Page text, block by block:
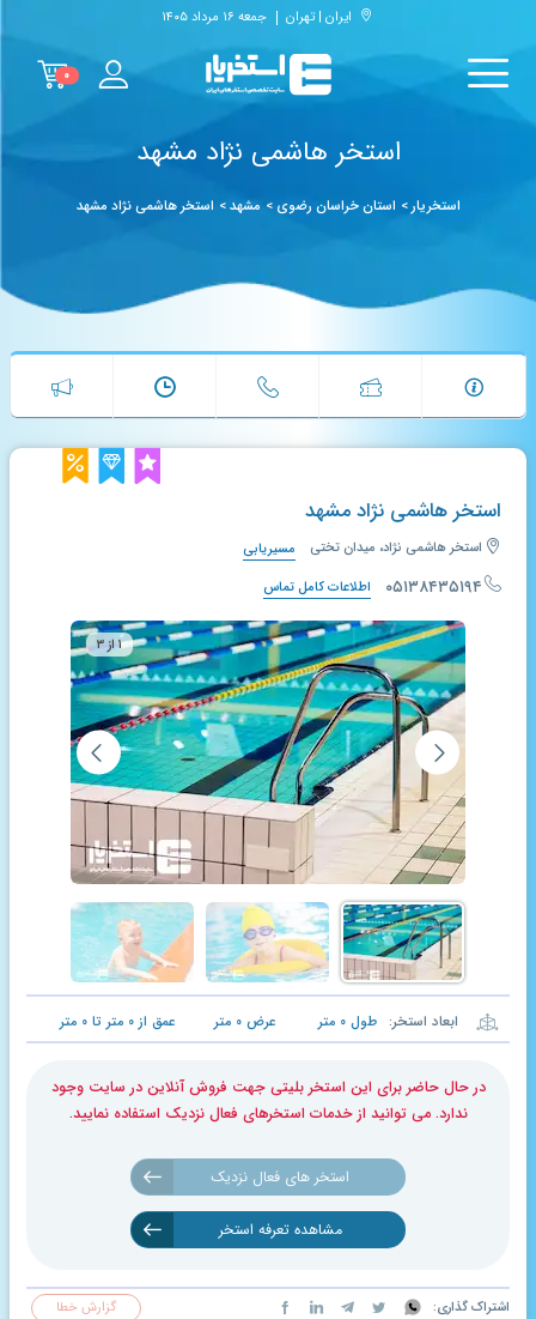
ایران | تهران جمعه ۱۶ مرداد ۱۴۰۵
۰
استخر هاشمی نژاد مشهد
استخریار> استان خراسان رضوی > مشهد> استخر هاشمی نژاد مشهد
استخر هاشمی نژاد مشهد
استخر هاشمی نژاد، میدان تختی مسیریابی
۰۵۱۳۸۴۳۵۱۹۴ اطلاعات کامل تماس
۱ از ۳
ابعاد استخر: طول ۰ متر عرض۰ متر عمق از۰ متر تا۰ متر
در حال حاضر برای این استخر بلیتی جهت فروش آنلاین در سایت وجود
ندارد. می توانید از خدمات استخرهای فعال نزدیک استفاده نمایید.
استخر های فعال نزدیک
مشاهده تعرفه استخر
اشتراک گذاری: گزارش خطا